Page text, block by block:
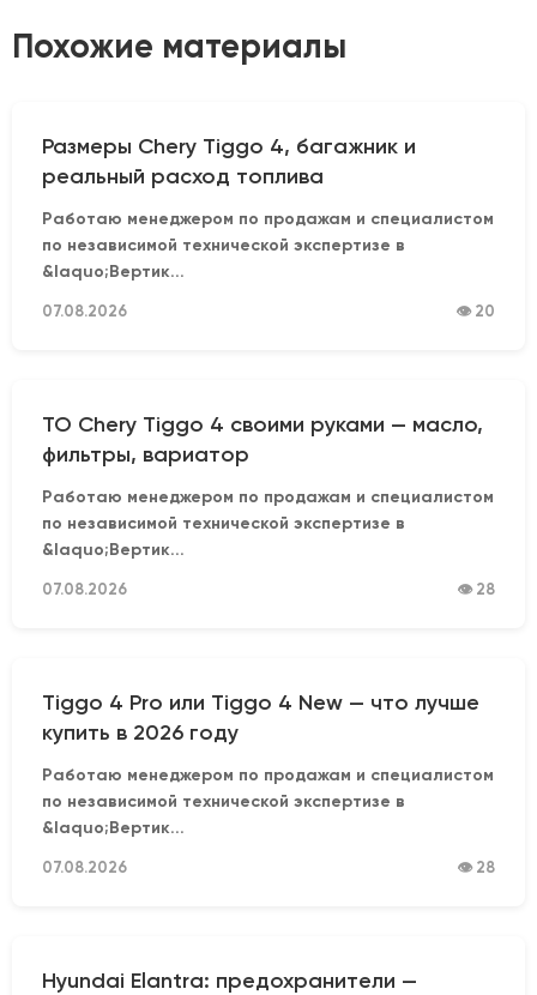
Похожие материалы
Размеры Chery Tiggo 4, багажник и
реальный расход топлива
Работаю менеджером по продажам и специалистом
по независимой технической экспертизе в
&laquo;Вертик...
07.08.2026 👁 20
ТО Chery Tiggo 4 своими руками — масло,
фильтры, вариатор
Работаю менеджером по продажам и специалистом
по независимой технической экспертизе в
&laquo;Вертик...
07.08.2026 👁 28
Tiggo 4 Pro или Tiggo 4 New — что лучше
купить в 2026 году
Работаю менеджером по продажам и специалистом
по независимой технической экспертизе в
&laquo;Вертик...
07.08.2026 👁 28
Hyundai Elantra: предохранители —